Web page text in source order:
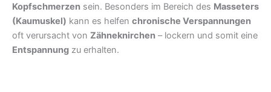
Kopfschmerzen sein. Besonders im Bereich des Masseters
(Kaumuskel) kann es helfen chronische Verspannungen
oft verursacht von Zähneknirchen – lockern und somit eine
Entspannung zu erhalten.